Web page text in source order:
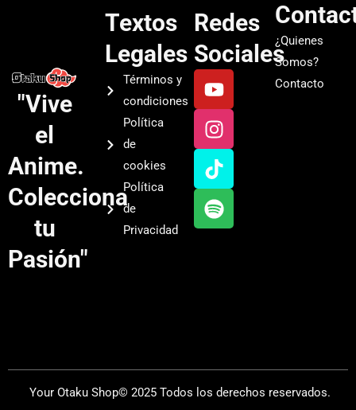
"Vive
el
Anime.
Colecciona
tu
Pasión"
Textos
Legales
Términos y
condiciones
Política
de
cookies
Política
de
Privacidad
Redes
Sociales
Y
o
u
t
u
b
e
I
n
s
t
a
g
r
a
T
i
k
t
o
k
S
p
o
t
i
f
y
¿Quienes
Somos?
Contacto
Your Otaku Shop© 2025 Todos los derechos reservados.